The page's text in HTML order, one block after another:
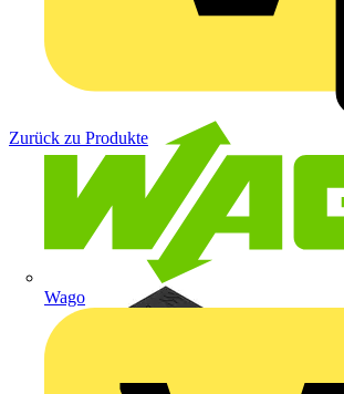
Wago
Zurück zu Produkte